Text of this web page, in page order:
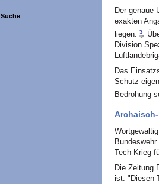
Suche
Der genaue
exakten
liegen.
3
Division
Das
Schutz
Bedrohung
Tech-Krieg
Die Zeitung
ist: "Diesen